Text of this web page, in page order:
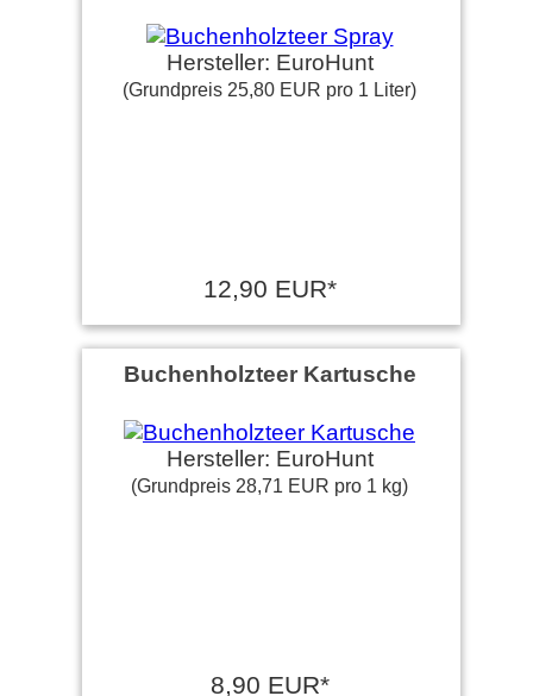
Hersteller: EuroHunt
(Grundpreis 25,80 EUR pro 1 Liter)
12,90 EUR*
Buchenholzteer Kartusche
Hersteller: EuroHunt
(Grundpreis 28,71 EUR pro 1 kg)
8,90 EUR*